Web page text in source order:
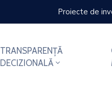
Proiecte de
TRANSPARENȚĂ
DECIZIONALĂ